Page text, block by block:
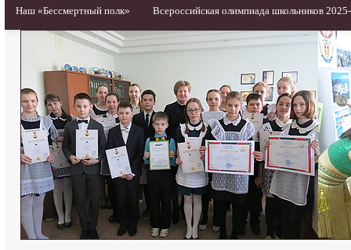
Наш «Бессмертный полк» Всероссийская олимпиада школьников